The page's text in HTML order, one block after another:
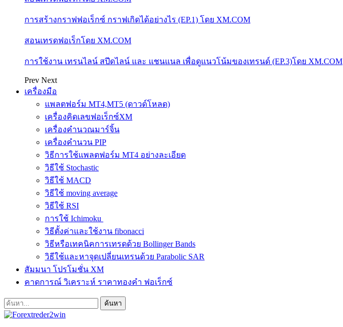
การสร้างกราฟฟอเร็กซ์ กราฟเกิดได้อย่างไร (EP.1) โดย XM.COM
สอนเทรดฟอเร็กโดย XM.COM
การใช้งาน เทรนไลน์ สปีดไลน์ และ แชนแนล เพื่อดูแนวโน้มของเทรนด์ (EP.3)โดย XM.COM
Prev Next
เครื่องมือ
แพลตฟอร์ม MT4,MT5 (ดาวด์โหลด)
เครื่องคิดเลขฟอเร็กซ์XM
เครื่องคำนวณมาร์จิ้น
เครื่องคำนวน PIP
วิธีการใช้แพลตฟอร์ม MT4 อย่างละเอียด
วิธีใช้ Stochastic
วิธีใช้ MACD
วิธีใช้ moving average
วิธีใช้ RSI
การใช้ Ichimoku
วิธีตั้งค่าและใช้งาน fibonacci
วิธีหรือเทคนิคการเทรดด้วย Bollinger Bands
วิธีใช้และหาจุดเปลี่ยนเทรนด้วย Parabolic SAR
สัมมนา โปรโมชั่น XM
คาดการณ์ วิเคราะห์ ราคาทองคำ ฟอเร็กซ์